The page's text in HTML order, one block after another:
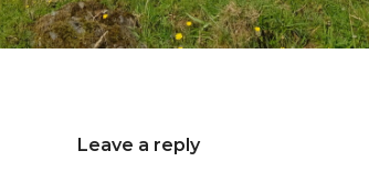
Leave a reply